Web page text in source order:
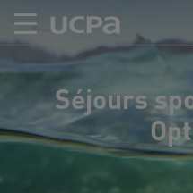
Séjours